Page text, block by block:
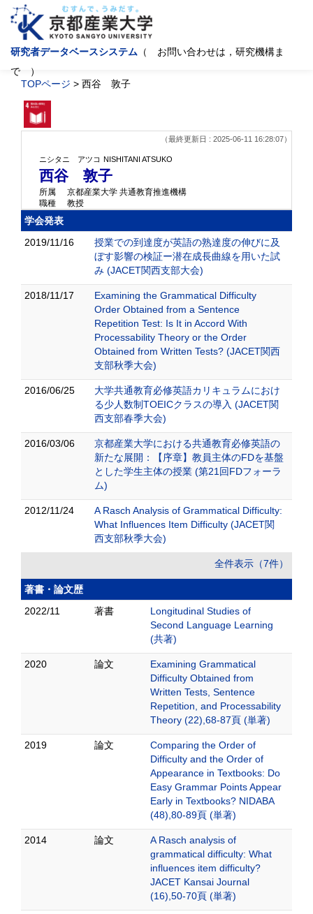
研究者データベースシステム （ お問い合わせは，研究機構ま
で ）
TOPページ > 西谷 敦子
（最終更新日 : 2025-06-11 16:28:07）
ニシタニ アツコ NISHITANI ATSUKO
西谷 敦子
所属
京都産業大学 共通教育推進機構
職種
教授
学会発表
2019/11/16
授業での到達度が英語の熟達度の伸びに及
ぼす影響の検証ー潜在成長曲線を用いた試
み (JACET関西支部大会)
2018/11/17
Examining the Grammatical Difficulty
Order Obtained from a Sentence
Repetition Test: Is It in Accord With
Processability Theory or the Order
Obtained from Written Tests? (JACET関西
支部秋季大会)
2016/06/25
大学共通教育必修英語カリキュラムにおけ
る少人数制TOEICクラスの導入 (JACET関
西支部春季大会)
2016/03/06
京都産業大学における共通教育必修英語の
新たな展開：【序章】教員主体のFDを基盤
とした学生主体の授業 (第21回FDフォーラ
ム)
2012/11/24
A Rasch Analysis of Grammatical Difficulty:
What Influences Item Difficulty (JACET関
西支部秋季大会)
全件表示（7件）
著書・論文歴
2022/11
著書
Longitudinal Studies of
Second Language Learning
(共著)
2020 論文
Examining Grammatical
Difficulty Obtained from
Written Tests, Sentence
Repetition, and Processability
Theory (22),68-87頁 (単著)
2019 論文
Comparing the Order of
Difficulty and the Order of
Appearance in Textbooks: Do
Easy Grammar Points Appear
Early in Textbooks? NIDABA
(48),80-89頁 (単著)
2014 論文
A Rasch analysis of
grammatical difficulty: What
influences item difficulty?
JACET Kansai Journal
(16),50-70頁 (単著)